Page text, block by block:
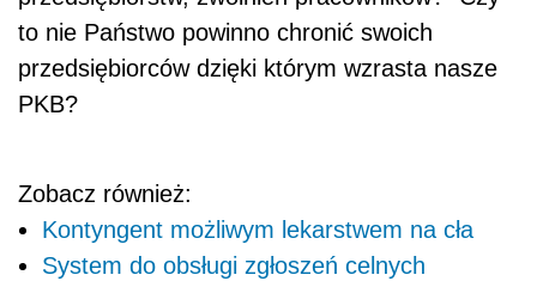
to nie Państwo powinno chronić swoich
przedsiębiorców dzięki którym wzrasta nasze
PKB?
Zobacz również:
Kontyngent możliwym lekarstwem na cła
System do obsługi zgłoszeń celnych